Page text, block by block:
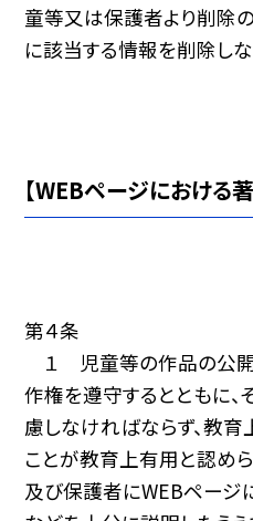
童等又は保護者より削除
に該当する情報を削除し
【WEBページにおける
第４条
１ 児童等の作品の公開
作権を遵守するとともに
慮しなければならず、教
ことが教育上有用と認め
及び保護者にWEBページ